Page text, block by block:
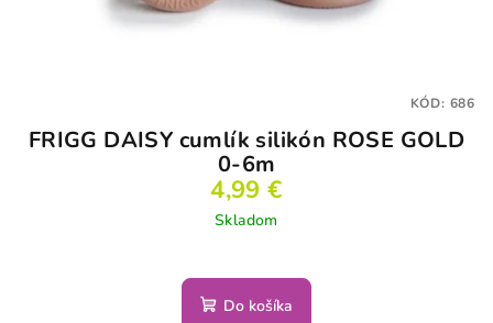
FRIGG DAISY cumlík silikón ROSE GOLD
0-6m
4,99 €
Skladom
Do košíka
KÓD: 686